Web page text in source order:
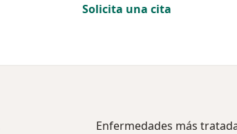
Solicita una cita
Enfermedades más